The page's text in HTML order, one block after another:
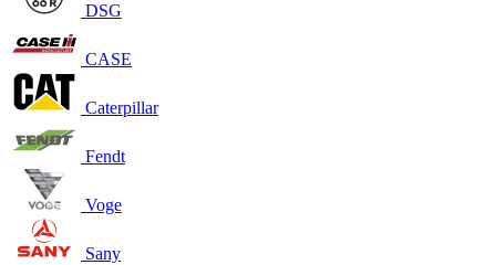
DSG
CASE
Caterpillar
Fendt
Voge
Sany